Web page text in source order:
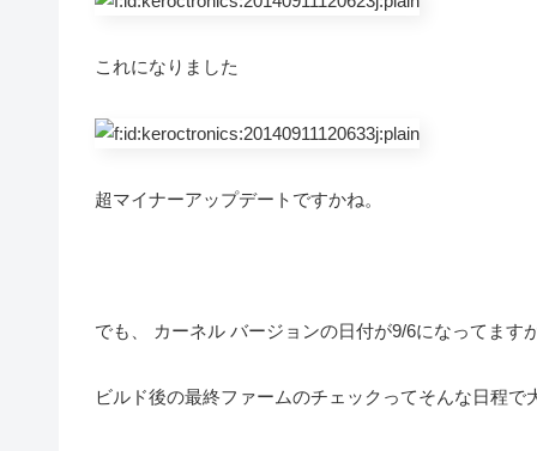
これになりました
超マイナーアップデートですかね。
でも、 カーネル バージョンの日付が9/6になってます
ビルド後の最終ファームのチェックってそんな日程で